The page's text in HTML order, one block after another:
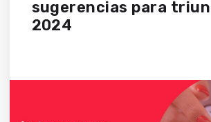
sugerencias para
2024